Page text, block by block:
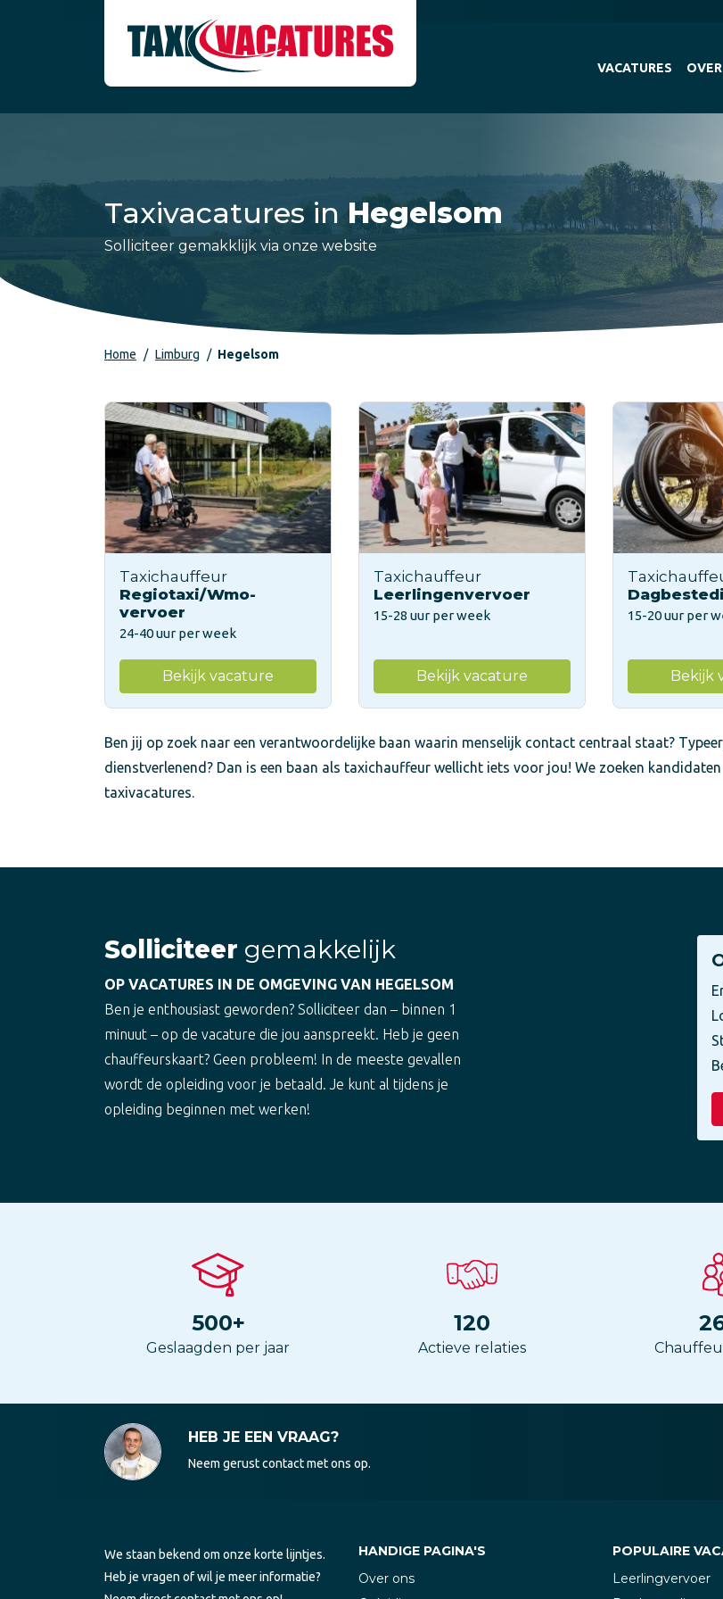
VACATURES
Taxivacatures inHegelsom
Solliciteer gemakklijk via onze website
Home Limburg Hegelsom
Taxichauffeur
Regiotaxi/Wmo-
vervoer
24-40 uur per week
Bekijk vacature
Taxichauffeur
Leerlingenvervoer
15-28 uur per week
Bekijk vacature
15-20 uur per
Bekijk
Ben jij op zoek naar een verantwoordelijke baan waarin menselijk contact centraal staat?
dienstverlenend? Dan is een baan als taxichauffeur wellicht iets voor jou! We zoeken
taxivacatures.
Solliciteer gemakkelijk
OP VACATURES IN DE OMGEVING VAN HEGELSOM
Ben je enthousiast geworden? Solliciteer dan – binnen 1
minuut – op de vacature die jou aanspreekt. Heb je geen
chauffeurskaart? Geen probleem! In de meeste gevallen
wordt de opleiding voor je betaald. Je kunt al tijdens je
opleiding beginnen met werken!
500+
Geslaagden per jaar
120
Actieve relaties
HEB JE EEN VRAAG?
Neem gerust contact met ons op.
We staan bekend om onze korte lijntjes.
Heb je vragen of wil je meer informatie?
HANDIGE PAGINA'S
Over ons
POPULAIRE
Leerlingvervoer